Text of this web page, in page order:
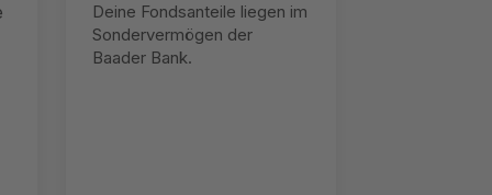
Deine Fondsanteile liegen im
Sondervermögen der
Baader Bank.